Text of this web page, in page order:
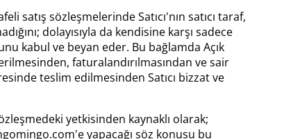
satış sözleşmelerinde Satıcı'nın satıcı taraf,
dolayısıyla da kendisine karşı sadece
kabul ve beyan eder. Bu bağlamda Açık
faturalandırılmasından ve sair
teslim edilmesinden Satıcı bizzat ve
yetkisinden kaynaklı olarak;
yapacağı söz konusu bu